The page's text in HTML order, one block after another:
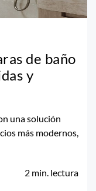
de baño
y
una solución
más modernos,
2 min. lectura